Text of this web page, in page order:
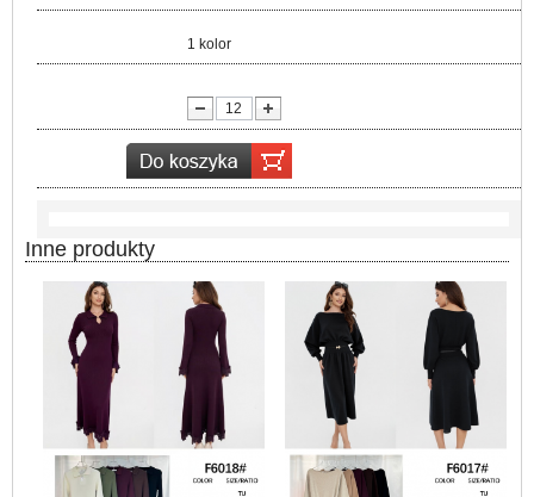
1 kolor
Inne produkty